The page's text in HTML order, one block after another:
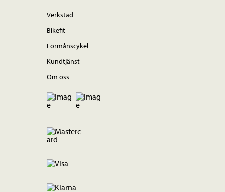
Verkstad
Bikefit
Förmånscykel
Kundtjänst
Om oss